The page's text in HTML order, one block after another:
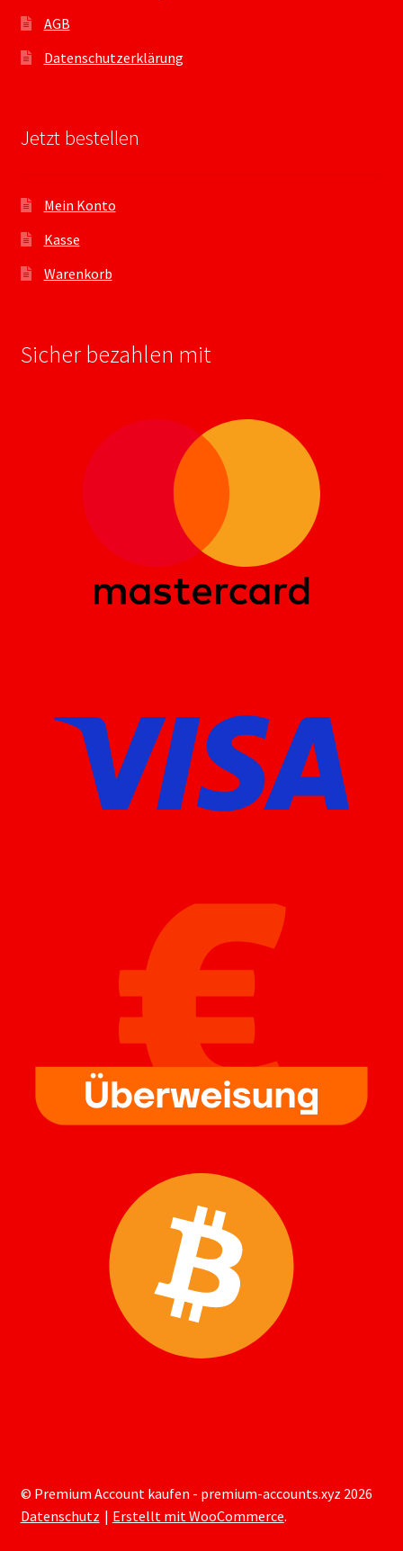
AGB
Datenschutzerklärung
Jetzt bestellen
Mein Konto
Kasse
Warenkorb
Sicher bezahlen mit
© Premium Account kaufen - premium-accounts.xyz 2026
Datenschutz
Erstellt mit WooCommerce.